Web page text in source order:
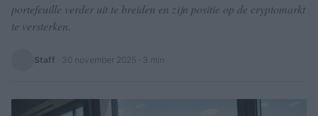
portefeuille verder uit te breiden en zijn positie op de cryptomarkt
te versterken.
Staff 30 november 2025 · 3 min